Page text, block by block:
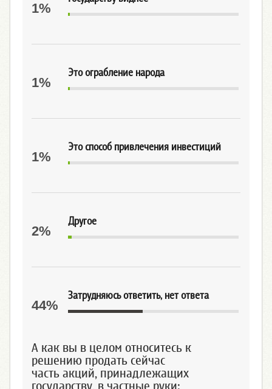
1%
Это ограбление народа
1%
Это способ привлечения инвестиций
1%
Другое
2%
Затрудняюсь ответить, нет ответа
44%
А как вы в целом относитесь к
решению продать сейчас
часть акций, принадлежащих
государству, в частные руки: